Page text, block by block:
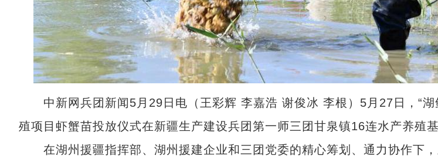
中新网兵团新闻5月29日电（王彩辉 李嘉浩 谢俊冰 李根）5月27日，“湖
殖项目虾蟹苗投放仪式在新疆生产建设兵团第一师三团甘泉镇16连水产养殖基
在湖州援疆指挥部、湖州援建企业和三团党委的精心筹划、通力协作下，